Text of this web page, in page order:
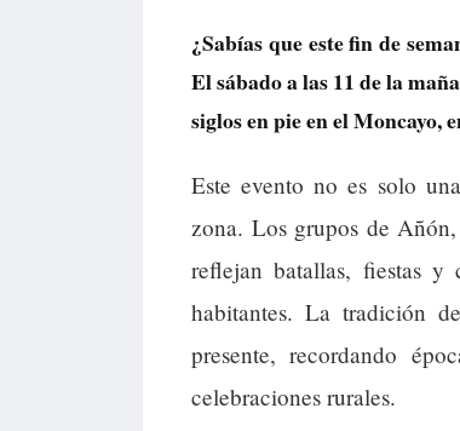
¿Sabías que este fin de
El sábado a las 11 de la
siglos en pie en el Moncayo,
Este evento no es solo
zona. Los grupos de
reflejan batallas, fiestas y
habitantes. La tradición
presente, recordando
celebraciones rurales.